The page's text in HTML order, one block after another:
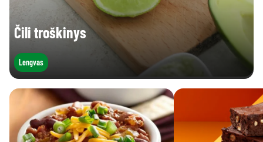
Čili troškinys
Lengvas